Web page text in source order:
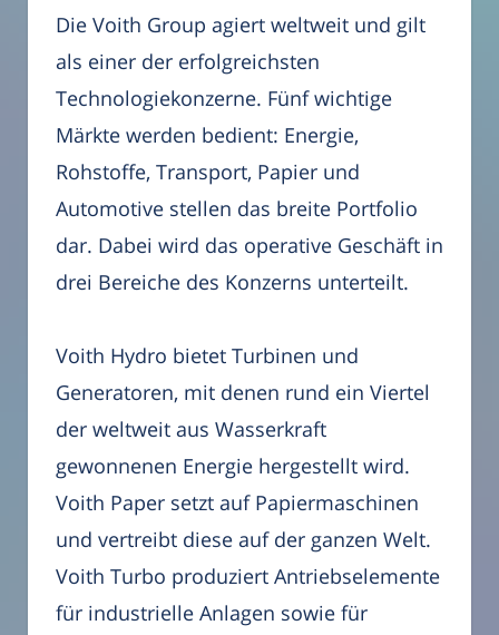
Die Voith Group agiert weltweit und gilt
als einer der erfolgreichsten
Technologiekonzerne. Fünf wichtige
Märkte werden bedient: Energie,
Rohstoffe, Transport, Papier und
Automotive stellen das breite Portfolio
dar. Dabei wird das operative Geschäft in
drei Bereiche des Konzerns unterteilt.
Voith Hydro bietet Turbinen und
Generatoren, mit denen rund ein Viertel
der weltweit aus Wasserkraft
gewonnenen Energie hergestellt wird.
Voith Paper setzt auf Papiermaschinen
und vertreibt diese auf der ganzen Welt.
Voith Turbo produziert Antriebselemente
für industrielle Anlagen sowie für